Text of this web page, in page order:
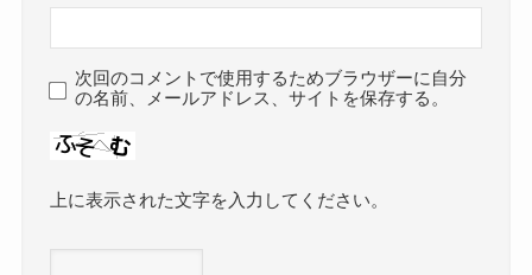
次回のコメントで使用するためブラウザーに自分
の名前、メールアドレス、サイトを保存する。
上に表示された文字を入力してください。